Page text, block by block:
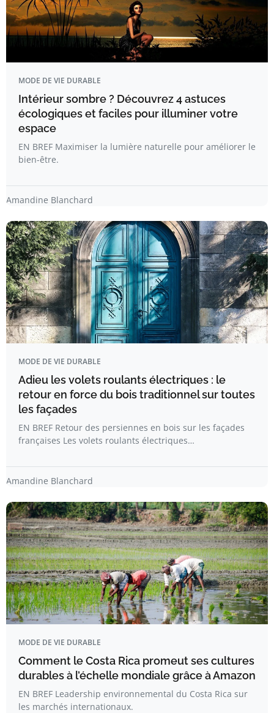
MODE DE VIE DURABLE
Intérieur sombre ? Découvrez 4 astuces
écologiques et faciles pour illuminer votre
espace
EN BREF Maximiser la lumière naturelle pour améliorer le
bien-être.
Amandine Blanchard
MODE DE VIE DURABLE
Adieu les volets roulants électriques : le
retour en force du bois traditionnel sur toutes
les façades
EN BREF Retour des persiennes en bois sur les façades
françaises Les volets roulants électriques…
Amandine Blanchard
MODE DE VIE DURABLE
Comment le Costa Rica promeut ses cultures
durables à l’échelle mondiale grâce à Amazon
EN BREF Leadership environnemental du Costa Rica sur
les marchés internationaux.